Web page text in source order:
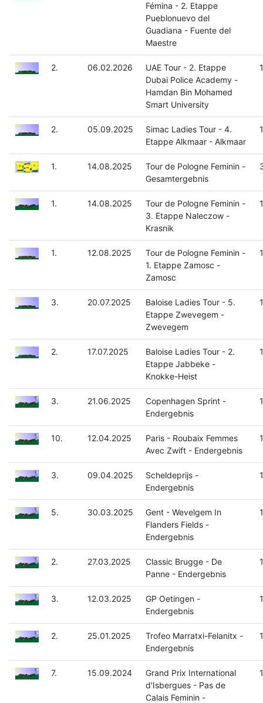
Fémina - 2. Etappe
Pueblonuevo del
Guadiana - Fuente del
Maestre
2. 06.02.2026
UAE Tour - 2. Etappe
Dubai Police Academy -
Hamdan Bin Mohamed
Smart University
2. 05.09.2025
Simac Ladies Tour - 4.
Etappe Alkmaar - Alkmaar
1. 14.08.2025
Tour de Pologne Feminin -
Gesamtergebnis
1. 14.08.2025
Tour de Pologne Feminin -
3. Etappe Naleczow -
Krasnik
1. 12.08.2025
Tour de Pologne Feminin -
1. Etappe Zamosc -
Zamosc
3. 20.07.2025
Baloise Ladies Tour - 5.
Etappe Zwevegem -
Zwevegem
2. 17.07.2025
Baloise Ladies Tour - 2.
Etappe Jabbeke -
Knokke-Heist
3. 21.06.2025
Copenhagen Sprint -
Endergebnis
10. 12.04.2025
Paris - Roubaix Femmes
Avec Zwift - Endergebnis
3. 09.04.2025
Scheldeprijs -
Endergebnis
5. 30.03.2025
Gent - Wevelgem In
Flanders Fields -
Endergebnis
2. 27.03.2025
Classic Brugge - De
Panne - Endergebnis
3. 12.03.2025
GP Oetingen -
Endergebnis
2. 25.01.2025
Trofeo Marratxi-Felanitx -
Endergebnis
7. 15.09.2024
Grand Prix International
d'Isbergues - Pas de
Calais Feminin -